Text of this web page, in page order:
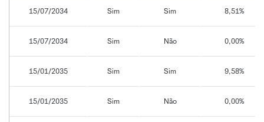
15/07/2034 Sim Sim 8,51%
15/07/2034 Sim Não 0,00%
15/01/2035 Sim Sim 9,58%
15/01/2035 Sim Não 0,00%